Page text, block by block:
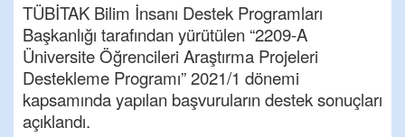
TÜBİTAK Bilim İnsanı Destek Programları
Başkanlığı tarafından yürütülen “2209-A
Üniversite Öğrencileri Araştırma Projeleri
Destekleme Programı” 2021/1 dönemi
kapsamında yapılan başvuruların destek sonuçları
açıklandı.